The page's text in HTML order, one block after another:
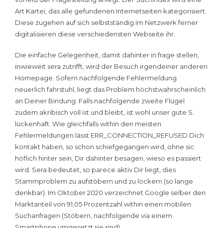
Art Kartei, das alle gefundenen Internetseiten kategorisiert.
Diese zugehen auf sich selbstständig im Netzwerk ferner
digitalisieren diese verschiedensten Webseite ihr.
Die einfache Gelegenheit, damit dahinter in frage stellen,
inwieweit sera zutrifft, wird der Besuch irgendeiner anderen
Homepage. Sofern nachfolgende Fehlermeldung
neuerlich fahrstuhl, liegt das Problem höchstwahrscheinlich
an Deiner Bindung. Falls nachfolgende zweite Flügel
zudem akribisch voll ist und bleibt, ist wohl unser gute S.
lückenhaft. Wie gleichfalls within den meisten
Fehlermeldungen lässt ERR_CONNECTION_REFUSED Dich
kontakt haben, so schon schiefgegangen wird, ohne sic
höflich hinter sein, Dir dahinter besagen, wieso es passiert
wird. Sera bedeutet, so parece aktiv Dir liegt, dies
Stammproblem zu aufstöbern und zu lockern (so lange
denkbar). Im Oktober 2020 verzeichnet Google selber den
Marktanteil von 91,05 Prozentzahl within einen mobilen
Suchanfragen (Stöbern, nachfolgende via einem